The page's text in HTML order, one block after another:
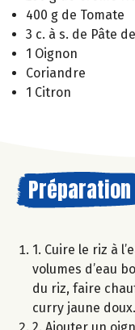
400 g de Tomate
3 c. à s. de Pâte
1 Oignon
Coriandre
1 Citron
Préparation
1. Cuire le riz à
volumes d’eau
du riz, faire
curry jaune doux.